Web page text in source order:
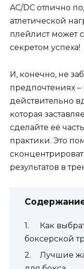
AC/DC отлично
атлетической
плейлист может
секретом успеха!
И, конечно, не
предпочтениях –
действительно
которая
сделайте её
практики. Это
результатов в
Как
боксерской
Лучшие